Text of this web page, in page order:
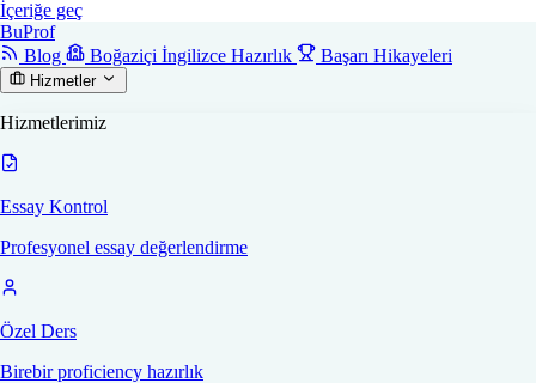
İçeriğe geç
BuProf
Blog
Boğaziçi İngilizce Hazırlık Başarı Hikayeleri
Hizmetler
Hizmetlerimiz
Essay Kontrol
Profesyonel essay değerlendirme
Özel Ders
Birebir proficiency hazırlık